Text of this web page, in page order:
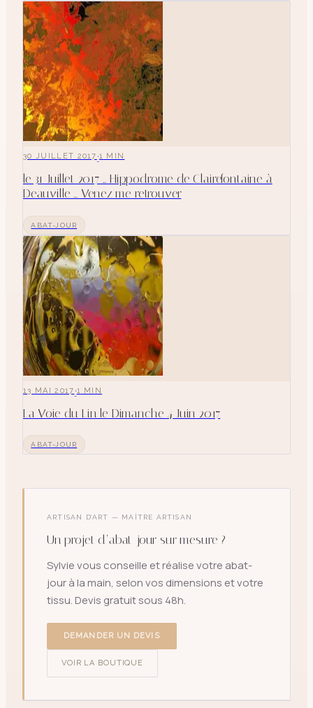
30 JUILLET 2017·1 MIN
le 31 Juillet 2017 ... Hippodrome de Clairefontaine à
Deauville ... Venez me retrouver
ABAT-JOUR
13 MAI 2017·1 MIN
La Voie du Lin le Dimanche 4 Juin 2017
ABAT-JOUR
ARTISAN D’ART — MAÎTRE ARTISAN
Un projet d’abat-jour sur mesure ?
Sylvie vous conseille et réalise votre abat-
jour à la main, selon vos dimensions et votre
tissu. Devis gratuit sous 48h.
DEMANDER UN DEVIS
VOIR LA BOUTIQUE